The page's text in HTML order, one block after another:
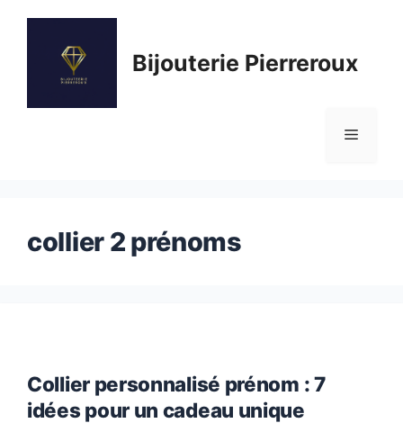
Bijouterie Pierreroux
Menu
collier 2 prénoms
Collier personnalisé prénom : 7
idées pour un cadeau unique